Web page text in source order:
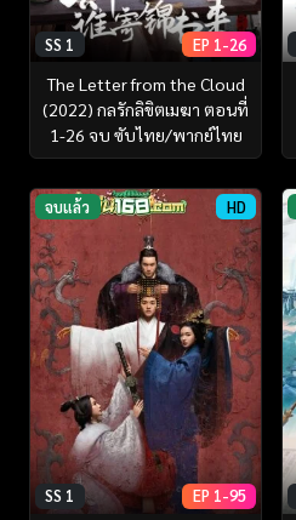
SS 1 EP 1-26
The Letter from the Cloud
(2022) กลรักลิขิตเมฆา ตอนที่
1-26 จบ ซับไทย/พากย์ไทย
จบแล้ว HD
SS 1 EP 1-95